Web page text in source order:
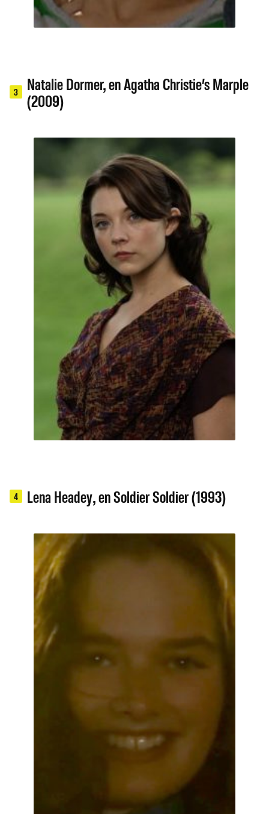
3
Natalie Dormer, en Agatha Christie’s Marple
(2009)
4 Lena Headey, en Soldier Soldier (1993)